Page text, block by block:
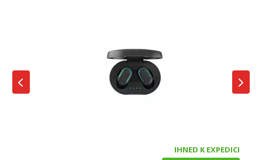
IHNED K EXPEDICI